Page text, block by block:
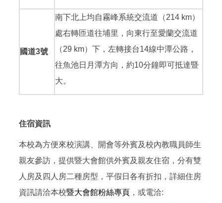
國道3號
南下北上均自霧峰系統交流道（214 km）
處右轉匝道往埔里，向東行至愛蘭交流道
（29 km）下，左轉接台14線中潭公路，
往魚池日月潭方向，約10分鐘即可抵達暨
大。
住宿資訊
本校為方便來校演講、開會等外賓及校內教職員師生
親友參訪，提供暨大會館供外賓及親友住宿，分有雙
人房及四人房二種房型，平假日各有折扣，詳細住房
資訊請洽本校暨大會館粉絲專頁 ，或電洽: